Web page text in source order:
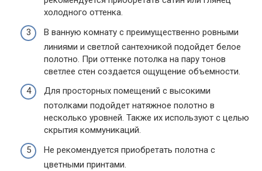
холодного оттенка.
В ванную комнату с преимущественно ровными
линиями и светлой сантехникой подойдет белое
полотно. При оттенке потолка на пару тонов
светлее стен создается ощущение объемности.
Для просторных помещений с высокими
потолками подойдет натяжное полотно в
несколько уровней. Также их используют с целью
скрытия коммуникаций.
Не рекомендуется приобретать полотна с
цветными принтами.